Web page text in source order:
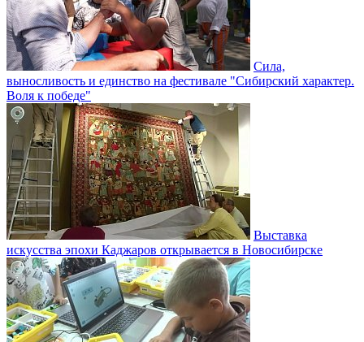
Сила,
выносливость и единство на фестивале "Сибирский характер.
Воля к победе"
Выставка
искусства эпохи Каджаров открывается в Новосибирске